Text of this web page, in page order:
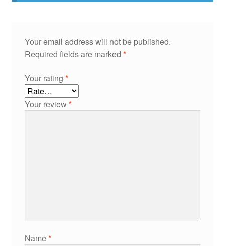
Your email address will not be published.
Required fields are marked *
Your rating *
Your review*
Name*